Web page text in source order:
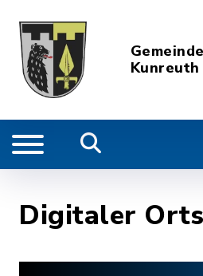
Gemeinde
Kunreuth
Digitaler